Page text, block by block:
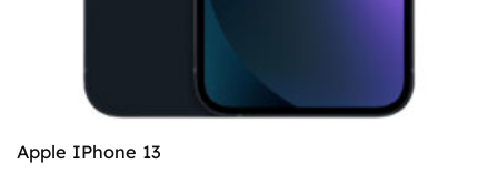
Apple IPhone 13